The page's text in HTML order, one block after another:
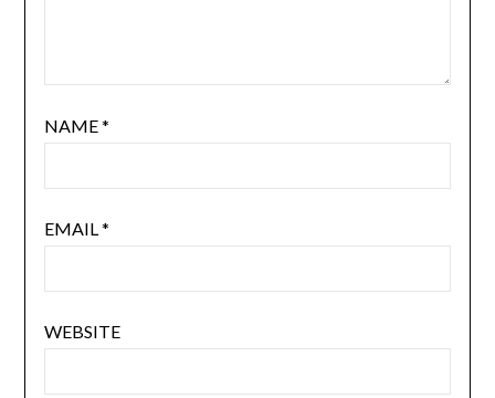
NAME*
EMAIL*
WEBSITE